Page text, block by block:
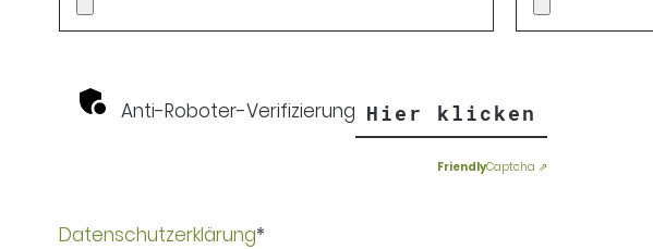
Anti-Roboter-Verifizierung Hier klicken
FriendlyCaptcha ⇗
Datenschutzerklärung*